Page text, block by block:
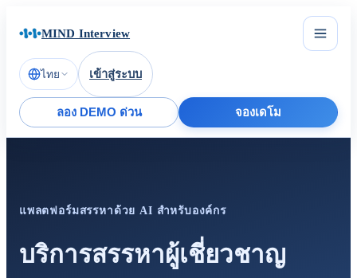
MIND Interview
ไทย เข้าสู่ระบบ
ลอง DEMO ด่วน จองเดโม
แพลตฟอร์มสรรหาด้วย AI สำหรับองค์กร
บริการสรรหาผู้เชี่ยวชาญ